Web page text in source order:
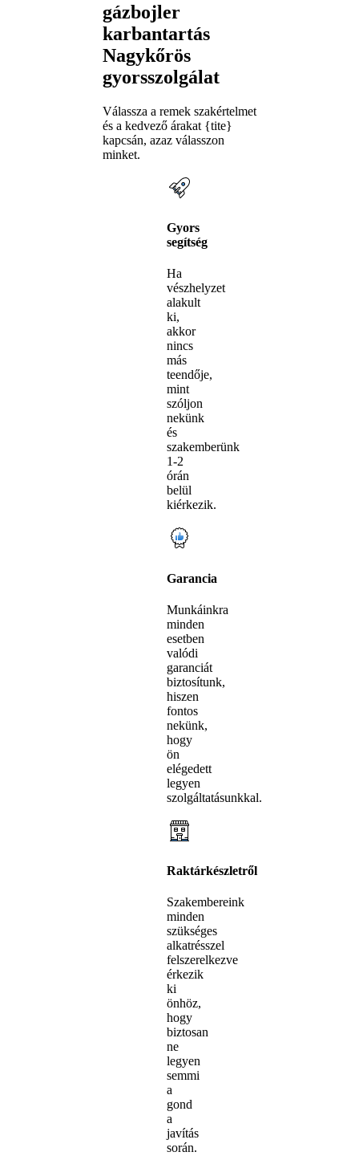
gázbojler
karbantartás
Nagykőrös
gyorsszolgálat
Válassza a remek szakértelmet
és a kedvező árakat {tite}
kapcsán, azaz válasszon
minket.
Gyors
segítség
Ha
vészhelyzet
alakult
ki,
akkor
nincs
más
teendője,
mint
szóljon
nekünk
és
szakemberünk
1-2
órán
belül
kiérkezik.
Garancia
Munkáinkra
minden
esetben
valódi
garanciát
biztosítunk,
hiszen
fontos
nekünk,
hogy
ön
elégedett
legyen
szolgáltatásunkkal.
Raktárkészletről
Szakembereink
minden
szükséges
alkatrésszel
felszerelkezve
érkezik
ki
önhöz,
hogy
biztosan
ne
legyen
semmi
a
gond
a
javítás
során.